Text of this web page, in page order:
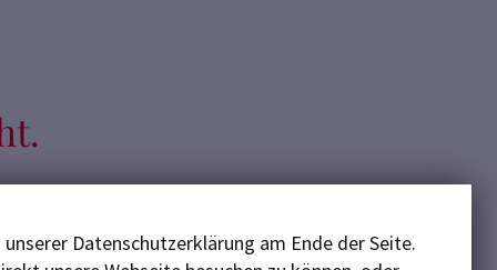
Datenschutzerklärung am Ende der Seite.